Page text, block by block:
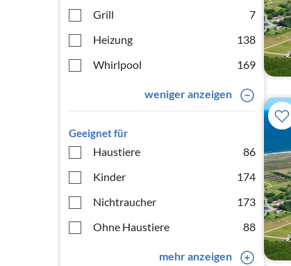
Grill
7
Heizung
138
Whirlpool
169
weniger anzeigen
Geeignet für
Haustiere
86
Kinder
174
Nichtraucher
173
Ohne Haustiere
88
mehr anzeigen